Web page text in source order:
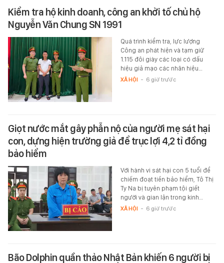
Kiểm tra hộ kinh doanh, công an khởi tố chủ hộ
Nguyễn Văn Chung SN 1991
Quá trình kiểm tra, lực lượng
Công an phát hiện và tạm giữ
1.115 đôi giày các loại có dấu
hiệu giả mạo các nhãn hiệu…
XÃ HỘI - 6 giờ trước
Giọt nước mắt gây phẫn nộ của người mẹ sát hại
con, dựng hiện trường giả để trục lợi 4,2 tỉ đồng
bảo hiểm
Với hành vi sát hại con 5 tuổi để
chiếm đoạt tiền bảo hiểm, Tô Thị
Ty Na bị tuyên phạm tội giết
người và gian lận trong kinh…
XÃ HỘI - 6 giờ trước
Bão Dolphin quần thảo Nhật Bản khiến 6 người bị